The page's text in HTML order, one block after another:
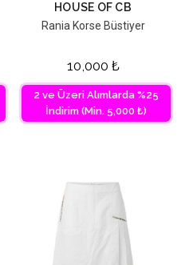
HOUSE OF CB
Rania Korse Büstiyer
10,000 ₺
2 ve Üzeri Alımlarda %25
İndirim (Min. 5,000 ₺)